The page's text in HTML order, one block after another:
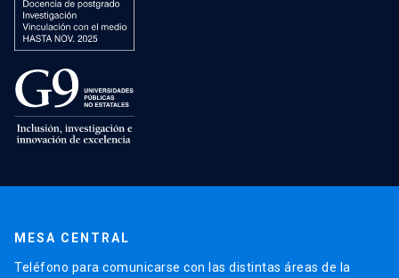
MESA CENTRAL
Teléfono para comunicarse con las distintas áreas de la